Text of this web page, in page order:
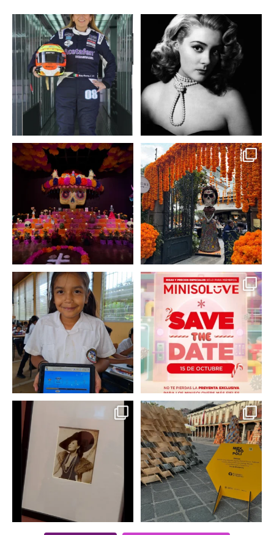
Conoce a @betty_racing08
la piloto mexicana que ...
3 0
Descanse en paz la gran
diva del cine mexicano
2 0
A partir de hoy miercoles
23 de octubre y hasta el...
2 0
No te pierdas la exhibición
de @menchaca.studio...
2 0
En un contexto donde
muchas niñas y
adolescentes...
0 0
La temporada navideña
llegó a @minisomexico...
2 0
Hoy sábado 28 de
septiembre se inauguró
en...
2 0
Este fin de semana no te
pierdas @mextropoli, el...
2 0